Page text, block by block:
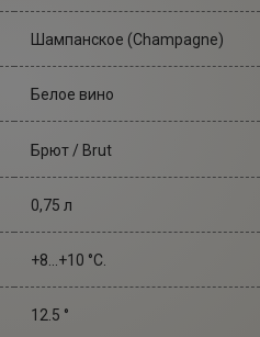
Шампанское (Champagne)
Белое вино
Брют / Brut
0,75 л
+8...+10 °С.
12.5 °